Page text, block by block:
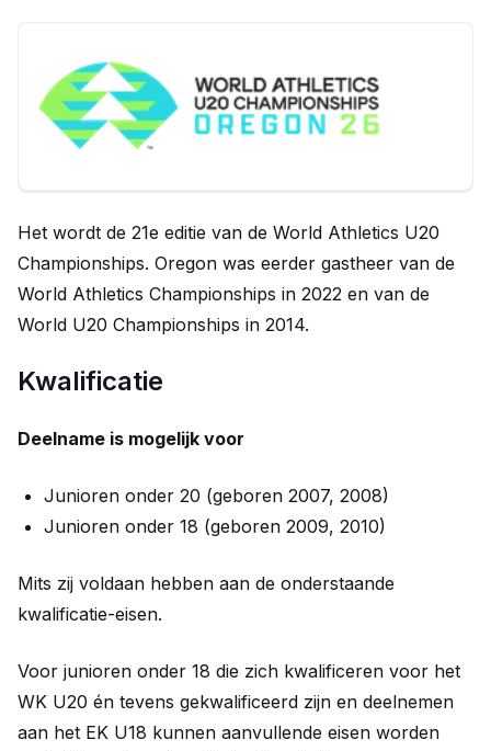
Het wordt de 21e editie van de World Athletics U20
Championships. Oregon was eerder gastheer van de
World Athletics Championships in 2022 en van de
World U20 Championships in 2014.
Kwalificatie
Deelname is mogelijk voor
Junioren onder 20 (geboren 2007, 2008)
Junioren onder 18 (geboren 2009, 2010)
Mits zij voldaan hebben aan de onderstaande
kwalificatie-eisen.
Voor junioren onder 18 die zich kwalificeren voor het
WK U20 én tevens gekwalificeerd zijn en deelnemen
aan het EK U18 kunnen aanvullende eisen worden